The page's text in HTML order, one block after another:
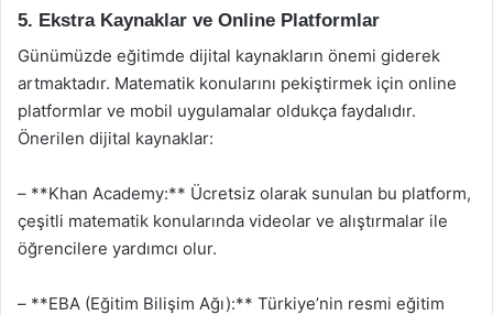
5. Ekstra Kaynaklar ve Online Platformlar
Günümüzde eğitimde dijital kaynakların önemi giderek
artmaktadır. Matematik konularını pekiştirmek için online
platformlar ve mobil uygulamalar oldukça faydalıdır.
Önerilen dijital kaynaklar:
– **Khan Academy:** Ücretsiz olarak sunulan bu platform,
çeşitli matematik konularında videolar ve alıştırmalar ile
öğrencilere yardımcı olur.
– **EBA (Eğitim Bilişim Ağı):** Türkiye’nin resmi eğitim